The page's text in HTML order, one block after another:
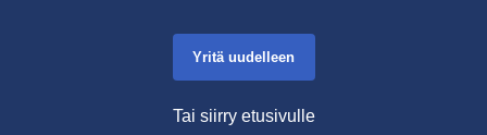
Yritä uudelleen
Tai siirry etusivulle